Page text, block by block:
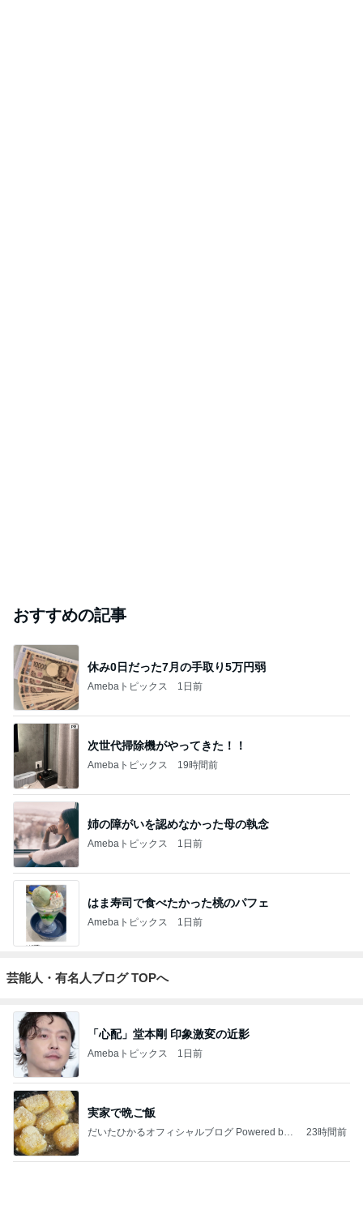
おすすめの記事
休み0日だった7月の手取り5万円弱
Amebaトピックス 1日前
次世代掃除機がやってきた！！
Amebaトピックス 19時間前
姉の障がいを認めなかった母の執念
Amebaトピックス 1日前
はま寿司で食べたかった桃のパフェ
Amebaトピックス 1日前
芸能人・有名人ブログ TOPへ
「心配」堂本剛 印象激変の近影
Amebaトピックス 1日前
実家で晩ご飯
だいたひかるオフィシャルブログ Powered by
23時間前